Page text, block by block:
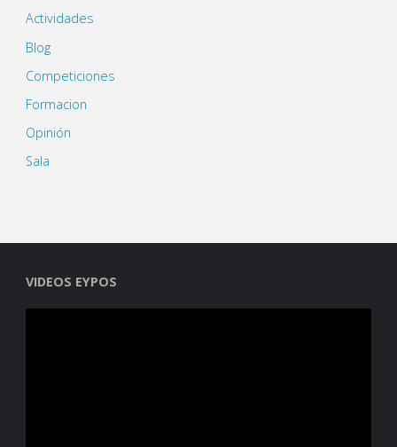
Actividades
Blog
Competiciones
Formacion
Opinión
Sala
VIDEOS EYPOS